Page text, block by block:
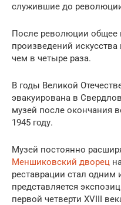
служившие до
После революции общее
произведений
чем в четыре раза.
В годы Великой
эвакуирована в
музей после окончания
1945 году.
Музей постоянно
Меншиковский дворец
реставрации стал одним
представляется
первой четверти XVIII